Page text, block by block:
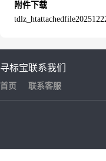
附件下载
寻标宝
首页
联系我们
联系客服